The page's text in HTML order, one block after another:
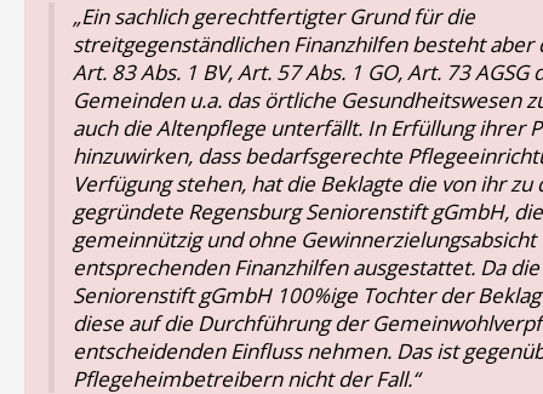
„Ein sachlich gerechtfertigter Grund für die
streitgegenständlichen Finanzhilfen besteht aber
Art. 83 Abs. 1 BV, Art. 57 Abs. 1 GO, Art. 73 AGSG
Gemeinden u.a. das örtliche Gesundheitswesen
auch die Altenpflege unterfällt. In Erfüllung ihrer
hinzuwirken, dass bedarfsgerechte
Verfügung stehen, hat die Beklagte die von ihr zu
gegründete Regensburg Seniorenstift gGmbH, die
gemeinnützig und ohne
entsprechenden Finanzhilfen ausgestattet. Da
Seniorenstift gGmbH 100%ige Tochter der
diese auf die Durchführung der
entscheidenden Einfluss nehmen. Das ist
Pflegeheimbetreibern nicht der Fall.“